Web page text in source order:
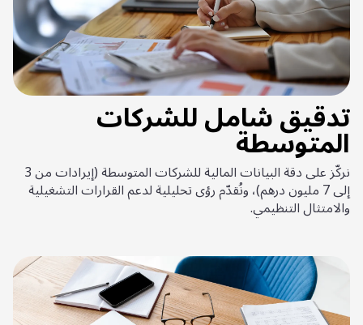
تدقيق شامل للشركات
المتوسطة
نركّز على دقة البيانات المالية للشركات المتوسطة (إيرادات من 3
إلى 7 مليون درهم)، ونُقدّم رؤى تحليلية لدعم القرارات التشغيلية
والامتثال التنظيمي.